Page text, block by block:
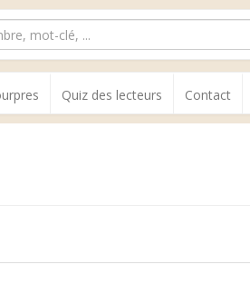
Quiz des lecteurs Contact